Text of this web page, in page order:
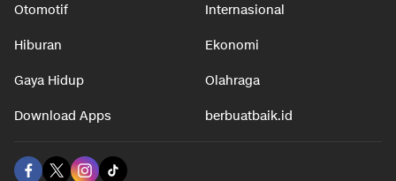
Otomotif Internasional
Hiburan Ekonomi
Gaya Hidup Olahraga
Download Apps berbuatbaik.id